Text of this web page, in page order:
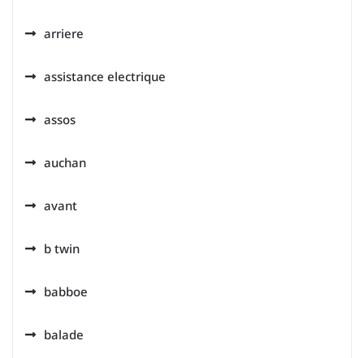
arriere
assistance electrique
assos
auchan
avant
b twin
babboe
balade